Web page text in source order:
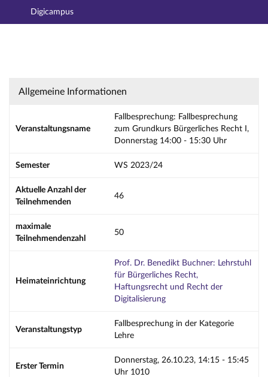
Hauptnavigation
Digicampus
Fallbesprechung: Fallbesprechung zum
Allgemeine Informationen
Veranstaltungsname
Fallbesprechung: Fallbesprechung
zum Grundkurs Bürgerliches Recht I,
Donnerstag 14:00 - 15:30 Uhr
Semester WS 2023/24
Aktuelle Anzahl der
Teilnehmenden
46
maximale
Teilnehmendenzahl
50
Heimateinrichtung
Prof. Dr. Benedikt Buchner: Lehrstuhl
für Bürgerliches Recht,
Haftungsrecht und Recht der
Digitalisierung
Veranstaltungstyp
Fallbesprechung in der Kategorie
Lehre
Erster Termin
Donnerstag, 26.10.23, 14:15 - 15:45
Uhr 1010